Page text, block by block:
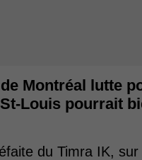
Montréal lutte
Louis pourrait
du Timra IK,